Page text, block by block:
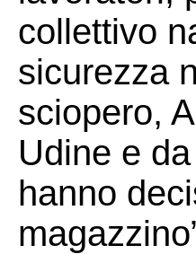
collettivo
sicurezza
sciopero,
Udine e
hanno